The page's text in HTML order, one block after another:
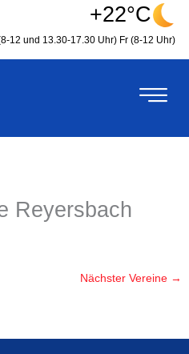
+22°C
12 und 13.30-17.30 Uhr) Fr (8-12 Uhr)
Reyersbach
Nächster Vereine →